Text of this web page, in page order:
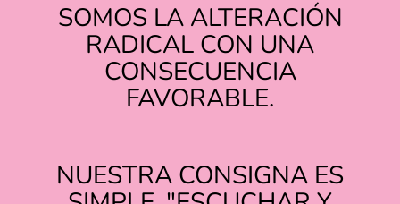
SOMOS LA ALTERACIÓN
RADICAL CON UNA
CONSECUENCIA
FAVORABLE.
NUESTRA CONSIGNA ES